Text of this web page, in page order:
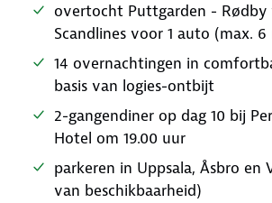
overtocht Puttgarden - Rødby
Scandlines voor 1 auto (max.
14 overnachtingen in
basis van logies-ontbijt
2-gangendiner op dag 10 bij
Hotel om 19.00 uur
parkeren in Uppsala, Åsbro en
van beschikbaarheid)